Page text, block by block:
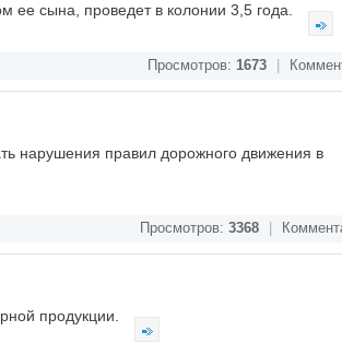
ее сына, проведет в колонии 3,5 года.
Просмотров: 1673
нарушения правил дорожного движения в
Просмотров: 3368
продукции.